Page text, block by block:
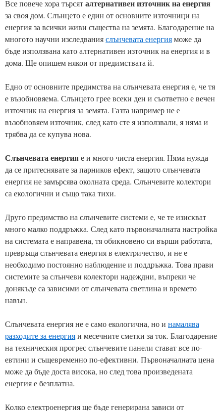
Все повече хора търсяталтернативен източник на енергия
за своя дом. Слънцето е един от основните източници на
енергия за всички живи същества на земята. Благодарение на
многото научни изследванияслънчевата енергияможе да
бъде използвана като алтернативен източник на енергия и в
дома. Ще опишем някои от предимствата й.
Едно от основните предимства на слънчевата енергия е, че тя
е възобновяема. Слънцето грее всеки ден и съответно е вечен
източник на енергия за земята. Газта например не е
възобновяем източник, след като сте я използвали, я няма и
трябва да се купува нова.
Слънчевата енергияе и много чиста енергия. Няма нужда
да се притеснявате за парников ефект, защото слънчевата
енергия не замърсява околната среда. Слънчевите колектори
са екологични и също така тихи.
Друго предимство на слънчевите системи е, че те изискват
много малко поддръжка. След като първоначалната настройка
на системата е направена, тя обикновено си върши работата,
превръща слънчевата енергия в електричество, и не е
необходимо постоянно наблюдение и поддръжка. Това прави
системите за слънчеви колектори надеждни, въпреки че
донякъде са зависими от слънчевата светлина и времето
навън.
Слънчевата енергия не е само екологична, но и намалява
разходите за енергияи месечните сметки за ток. Благодарение
на техническия прогрес слънчевите панели стават все по-
евтини и същевременно по-ефективни. Първоначалната цена
може да бъде доста висока, но след това произведената
енергия е безплатна.
Колко електроенергия ще бъде генерирана зависи от